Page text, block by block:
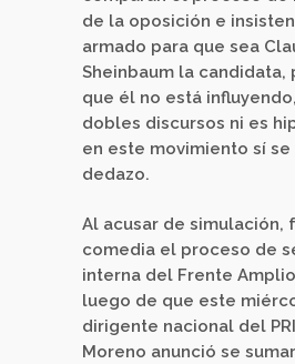
de la oposición e
armado para que sea
Sheinbaum la candidata,
que él no está
dobles discursos ni es
en este movimiento sí
dedazo.
Al acusar de simulación,
comedia el proceso de
interna del Frente
luego de que este
dirigente nacional del
Moreno anunció se